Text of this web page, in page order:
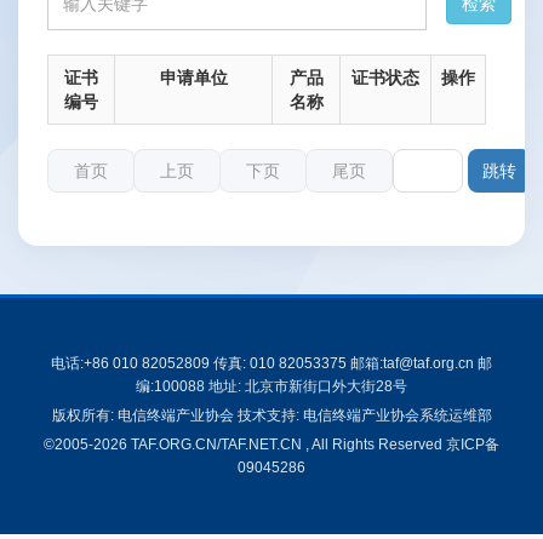
证书
编号
申请单位
产品
名称
证书状态 操作
首页 上页 下页 尾页
电话:+86 010 82052809 传真: 010 82053375 邮箱:taf@taf.org.cn 邮
编:100088 地址: 北京市新街口外大街28号
版权所有: 电信终端产业协会 技术支持: 电信终端产业协会系统运维部
©2005-2026 TAF.ORG.CN/TAF.NET.CN , All Rights Reserved 京ICP备
09045286